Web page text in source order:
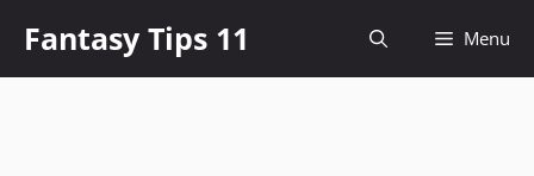
content
Fantasy Tips 11 Menu